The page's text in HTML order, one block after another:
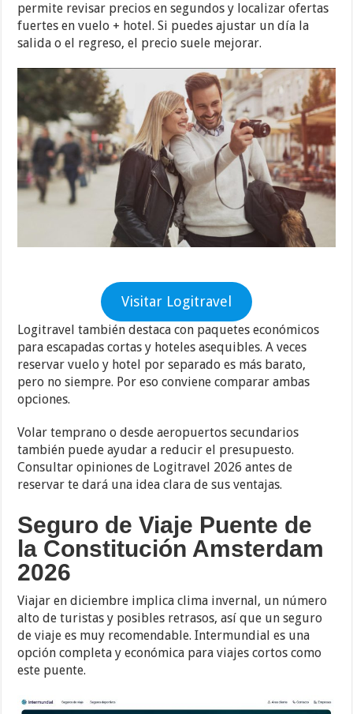
permite revisar precios en segundos y localizar ofertas
fuertes en vuelo + hotel. Si puedes ajustar un día la
salida o el regreso, el precio suele mejorar.
Visitar Logitravel
Logitravel también destaca con paquetes económicos
para escapadas cortas y hoteles asequibles. A veces
reservar vuelo y hotel por separado es más barato,
pero no siempre. Por eso conviene comparar ambas
opciones.
Volar temprano o desde aeropuertos secundarios
también puede ayudar a reducir el presupuesto.
Consultar opiniones de Logitravel 2026 antes de
reservar te dará una idea clara de sus ventajas.
Seguro de Viaje Puente de
la Constitución Amsterdam
2026
Viajar en diciembre implica clima invernal, un número
alto de turistas y posibles retrasos, así que un seguro
de viaje es muy recomendable. Intermundial es una
opción completa y económica para viajes cortos como
este puente.